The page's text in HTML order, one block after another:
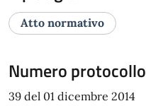
Atto normativo
Numero protocollo
39 del 01 dicembre 2014